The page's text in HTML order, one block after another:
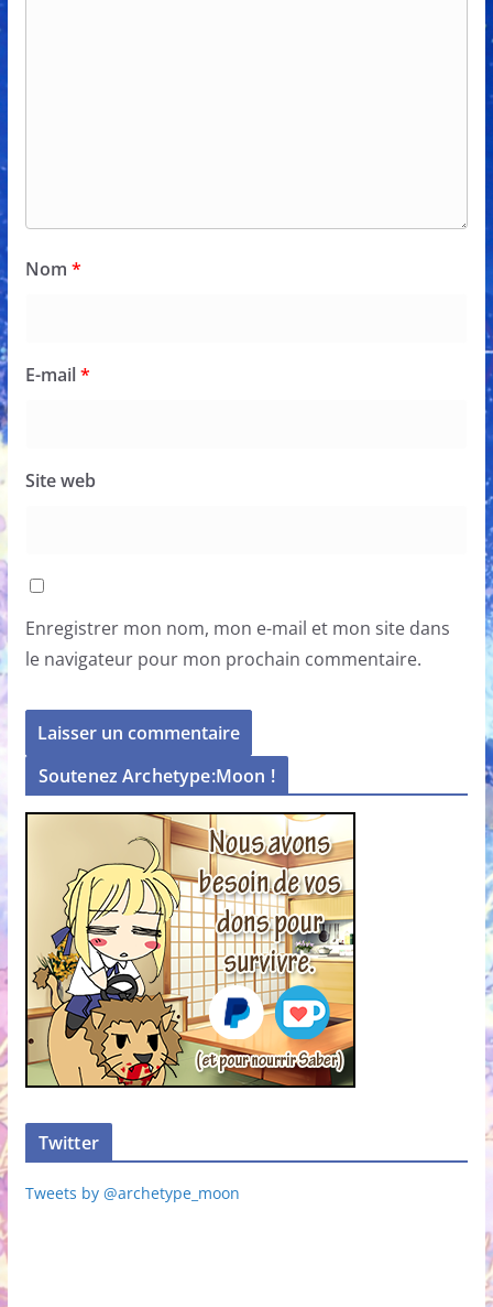
Nom *
E-mail*
Site web
Enregistrer mon nom, mon e-mail et mon site dans
le navigateur pour mon prochain commentaire.
Soutenez Archetype:Moon !
Twitter
Tweets by @archetype_moon